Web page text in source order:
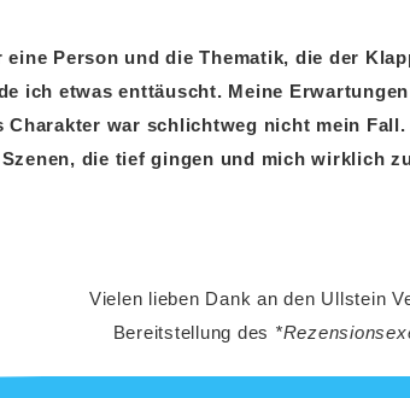
Person und die Thematik, die der
ich etwas enttäuscht. Meine
war schlichtweg nicht mein Fall.
die tief gingen und mich wirklich
Vielen lieben Dank an den Ullstein
Bereitstellung des